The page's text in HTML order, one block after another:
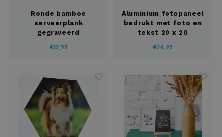
Ronde bamboe
serveerplank
gegraveerd
€32,95
Aluminium fotopaneel
bedrukt met foto en
tekst 20 x 20
€24,95